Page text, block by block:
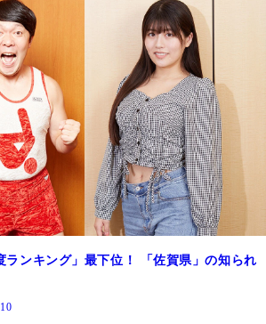
ランキング」最下位！ 「佐賀県」の知られ